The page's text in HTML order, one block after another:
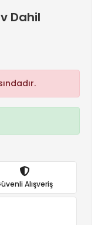
Dahil
Alışveriş